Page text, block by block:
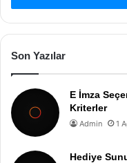
Son Yazılar
E İmza
Kriterler
Admin 1
Hediye